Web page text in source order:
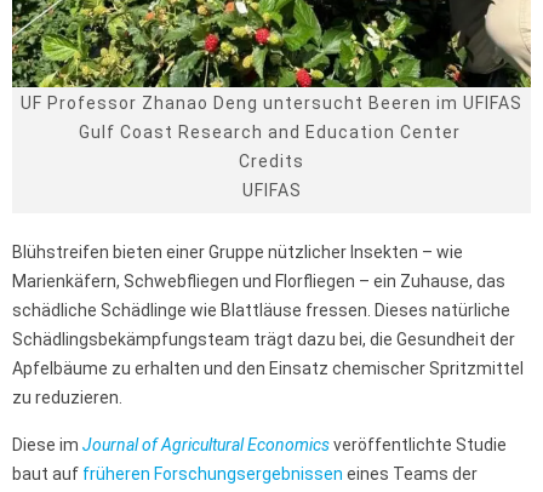
UF Professor Zhanao Deng untersucht Beeren im UFIFAS
Gulf Coast Research and Education Center
Credits
UFIFAS
Blühstreifen bieten einer Gruppe nützlicher Insekten – wie
Marienkäfern, Schwebfliegen und Florfliegen – ein Zuhause, das
schädliche Schädlinge wie Blattläuse fressen. Dieses natürliche
Schädlingsbekämpfungsteam trägt dazu bei, die Gesundheit der
Apfelbäume zu erhalten und den Einsatz chemischer Spritzmittel
zu reduzieren.
Diese im Journal ofAgricultural Economicsveröffentlichte Studie
baut auf früheren Forschungsergebnissen eines Teams der